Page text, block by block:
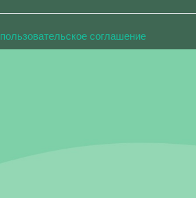
пользовательское соглашение